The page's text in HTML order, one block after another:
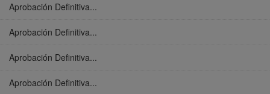
Aprobación Definitiva...
Aprobación Definitiva...
Aprobación Definitiva...
Aprobación Definitiva...